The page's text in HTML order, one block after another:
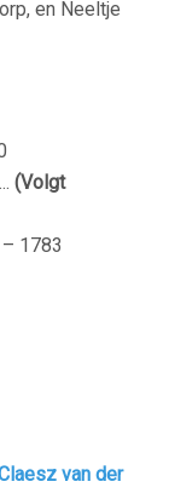
en Neeltje
(Volgt
1783
van der